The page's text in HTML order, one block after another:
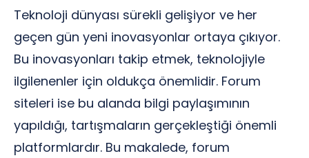
Teknoloji dünyası sürekli gelişiyor ve her
geçen gün yeni inovasyonlar ortaya çıkıyor.
Bu inovasyonları takip etmek, teknolojiyle
ilgilenenler için oldukça önemlidir. Forum
siteleri ise bu alanda bilgi paylaşımının
yapıldığı, tartışmaların gerçekleştiği önemli
platformlardır. Bu makalede, forum